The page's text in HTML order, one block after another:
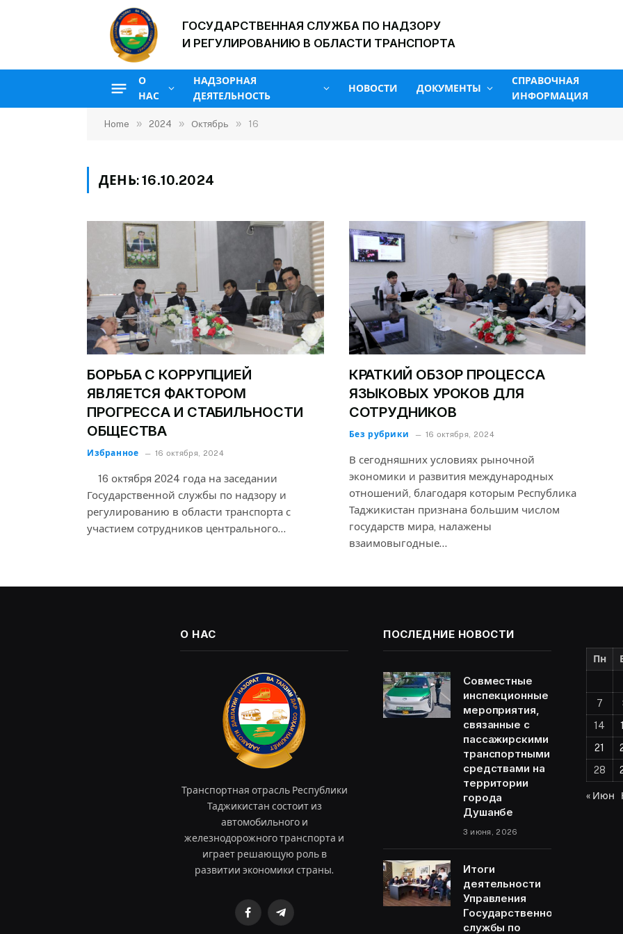
ГОСУДАРСТВЕННАЯ СЛУЖБА ПО НАДЗОРУ
И РЕГУЛИРОВАНИЮ В ОБЛАСТИ ТРАНСПОРТА
О
НАС
НАДЗОРНАЯ
ДЕЯТЕЛЬНОСТЬ
НОВОСТИ ДОКУМЕНТЫ
СПРАВОЧНАЯ
ИНФОРМАЦИЯ
Home » 2024 » Октябрь » 16
ДЕНЬ:16.10.2024
БОРЬБА С КОРРУПЦИЕЙ
ЯВЛЯЕТСЯ ФАКТОРОМ
ПРОГРЕССА И СТАБИЛЬНОСТИ
ОБЩЕСТВА
Избранное 16 октября, 2024
16 октября 2024 года на заседании
Государственной службы по надзору и
регулированию в области транспорта с
участием сотрудников центрального…
КРАТКИЙ ОБЗОР ПРОЦЕССА
ЯЗЫКОВЫХ УРОКОВ ДЛЯ
СОТРУДНИКОВ
Без рубрики 16 октября, 2024
В сегодняшних условиях рыночной
экономики и развития международных
отношений, благодаря которым Республика
Таджикистан признана большим числом
государств мира, налажены
взаимовыгодные…
О НАС
Транспортная отрасль Республики
Таджикистан состоит из
автомобильного и
железнодорожного транспорта и
играет решающую роль в
развитии экономики страны.
FacebookTelegram
ПОСЛЕДНИЕ НОВОСТИ
Совместные
инспекционные
мероприятия,
связанные с
пассажирскими
транспортными
средствами на
территории
города
Душанбе
3 июня, 2026
Итоги
деятельности
Управления
Государственной
службы по
Пн
7
14
21
28
« Июн